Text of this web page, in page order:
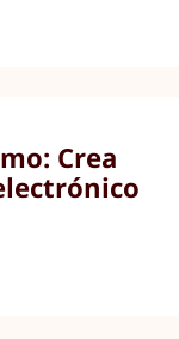
Crea